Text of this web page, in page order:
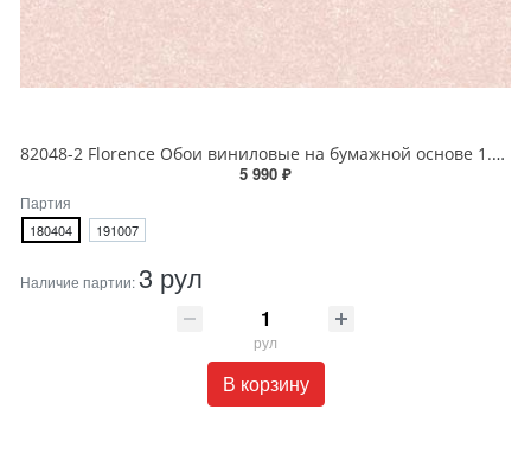
82048-2 Florence Обои виниловые на бумажной основе 1.06*15.6
5 990 ₽
Партия
180404 191007
Наличие партии:3 рул
рул
В корзину